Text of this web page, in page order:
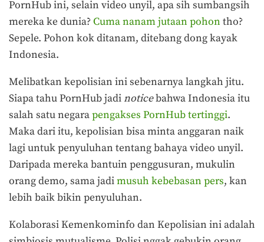
PornHub ini, selain video unyil, apa sih sumbangsih
mereka ke dunia? Cuma nanam jutaan pohon tho?
Sepele. Pohon kok ditanam, ditebang dong kayak
Indonesia.
Melibatkan kepolisian ini sebenarnya langkah jitu.
Siapa tahu PornHub jadinoticebahwa Indonesia itu
salah satu negarapengakses PornHub tertinggi.
Maka dari itu, kepolisian bisa minta anggaran naik
lagi untuk penyuluhan tentang bahaya video unyil.
Daripada mereka bantuin penggusuran, mukulin
orang demo, sama jadimusuh kebebasan pers, kan
lebih baik bikin penyuluhan.
Kolaborasi Kemenkominfo dan Kepolisian ini adalah